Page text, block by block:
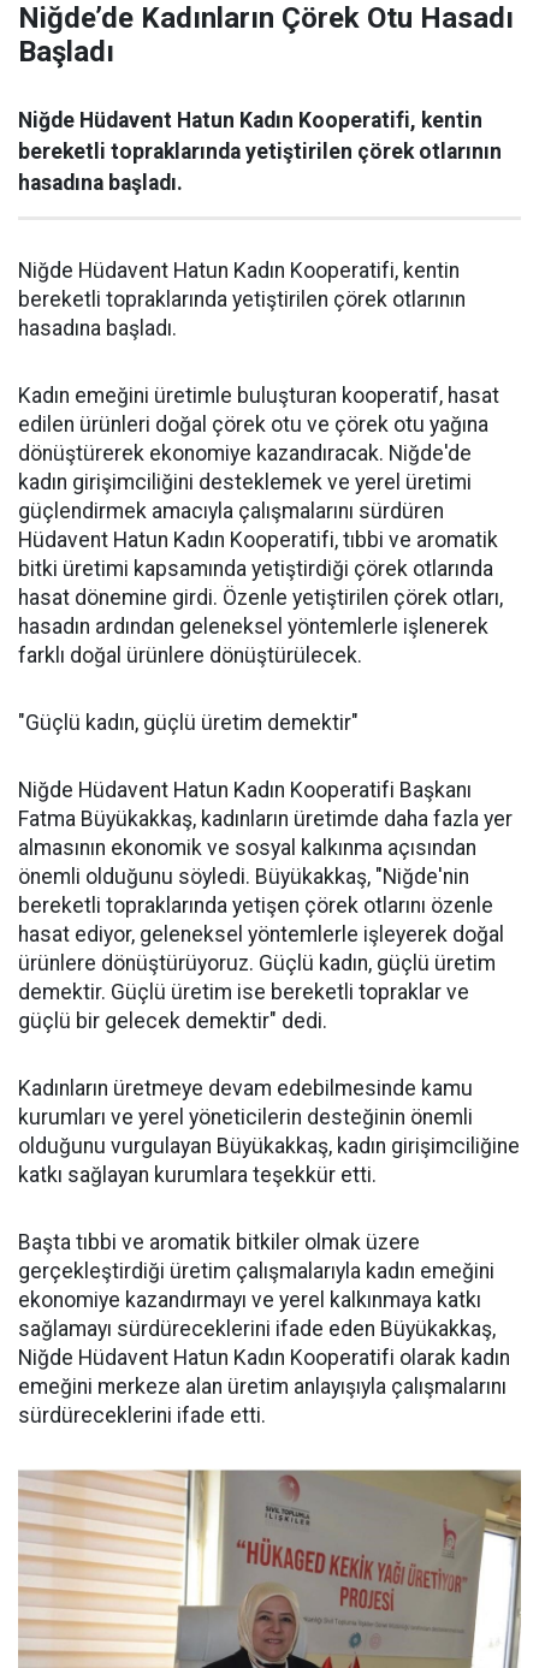
Niğde’de Kadınların Çörek Otu Hasadı
Başladı
Niğde Hüdavent Hatun Kadın Kooperatifi, kentin
bereketli topraklarında yetiştirilen çörek otlarının
hasadına başladı.
Niğde Hüdavent Hatun Kadın Kooperatifi, kentin
bereketli topraklarında yetiştirilen çörek otlarının
hasadına başladı.
Kadın emeğini üretimle buluşturan kooperatif, hasat
edilen ürünleri doğal çörek otu ve çörek otu yağına
dönüştürerek ekonomiye kazandıracak. Niğde'de
kadın girişimciliğini desteklemek ve yerel üretimi
güçlendirmek amacıyla çalışmalarını sürdüren
Hüdavent Hatun Kadın Kooperatifi, tıbbi ve aromatik
bitki üretimi kapsamında yetiştirdiği çörek otlarında
hasat dönemine girdi. Özenle yetiştirilen çörek otları,
hasadın ardından geleneksel yöntemlerle işlenerek
farklı doğal ürünlere dönüştürülecek.
"Güçlü kadın, güçlü üretim demektir"
Niğde Hüdavent Hatun Kadın Kooperatifi Başkanı
Fatma Büyükakkaş, kadınların üretimde daha fazla yer
almasının ekonomik ve sosyal kalkınma açısından
önemli olduğunu söyledi. Büyükakkaş, "Niğde'nin
bereketli topraklarında yetişen çörek otlarını özenle
hasat ediyor, geleneksel yöntemlerle işleyerek doğal
ürünlere dönüştürüyoruz. Güçlü kadın, güçlü üretim
demektir. Güçlü üretim ise bereketli topraklar ve
güçlü bir gelecek demektir" dedi.
Kadınların üretmeye devam edebilmesinde kamu
kurumları ve yerel yöneticilerin desteğinin önemli
olduğunu vurgulayan Büyükakkaş, kadın girişimciliğine
katkı sağlayan kurumlara teşekkür etti.
Başta tıbbi ve aromatik bitkiler olmak üzere
gerçekleştirdiği üretim çalışmalarıyla kadın emeğini
ekonomiye kazandırmayı ve yerel kalkınmaya katkı
sağlamayı sürdüreceklerini ifade eden Büyükakkaş,
Niğde Hüdavent Hatun Kadın Kooperatifi olarak kadın
emeğini merkeze alan üretim anlayışıyla çalışmalarını
sürdüreceklerini ifade etti.